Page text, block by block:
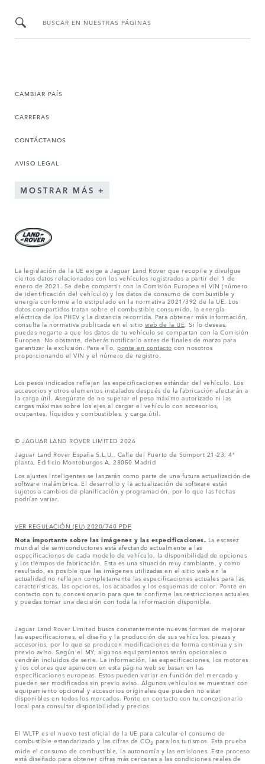
BUSCAR EN NUESTRAS PÁGINAS
CAMBIAR PAÍS
CARRERAS
CONTÁCTANOS
AVISO LEGAL
MOSTRAR MÁS
La legislación de la UE exige a Jaguar Land Rover que recopile y divulgue
ciertos datos relacionados con los vehículos registrados a partir del 1 de
enero de 2021. Se debe compartir con la Comisión Europea el VIN (número
de identificación del vehículo) y los datos de consumo de combustible y
energía conforme a lo estipulado en la normativa 2021/392 de la UE. Los
datos compartidos tratan sobre el combustible consumido, la energía
eléctrica de los PHEV y la distancia recorrida. Para obtener más información,
consulta la normativa publicada en el sitio web de la UE . Si lo deseas,
puedes negarte a que los datos de tu vehículo se compartan con la Comisión
Europea. No obstante, deberás notificarlo antes de finales de marzo para
garantizar la exclusión. Para ello, ponte en contacto con nosotros
proporcionando el VIN y el número de registro.
Los pesos indicados reflejan las especificaciones estándar del vehículo. Los
accesorios y otros elementos instalados después de la fabricación afectarán a
la carga útil. Asegúrate de no superar el peso máximo autorizado ni las
cargas máximas sobre los ejes al cargar el vehículo con accesorios,
ocupantes, líquidos y combustibles, y carga útil.
© JAGUAR LAND ROVER LIMITED 2026
Jaguar Land Rover España S.L.U., Calle del Puerto de Somport 21-23, 4ª
planta, Edificio Monteburgos A, 28050 Madrid
Los ajustes inteligentes se lanzarán como parte de una futura actualización de
software inalámbrica. El desarrollo y la actualización de software están
sujetos a cambios de planificación y programación, por lo que las fechas
podrían variar.
VER REGULACIÓN (EU) 2020/740 PDF
Nota importante sobre las imágenes y las especificaciones. La escasez
mundial de semiconductores está afectando actualmente a las
especificaciones de cada modelo de vehículo, la disponibilidad de opciones
y los tiempos de fabricación. Esta es una situación muy cambiante, y como
resultado, es posible que las imágenes utilizadas en el sitio web en la
actualidad no reflejen completamente las especificaciones actuales para las
características, las opciones, los acabados y los esquemas de color. Ponte en
contacto con tu concesionario para que te confirme las restricciones actuales
y puedas tomar una decisión con toda la información disponible.
Jaguar Land Rover Limited busca constantemente nuevas formas de mejorar
las especificaciones, el diseño y la producción de sus vehículos, piezas y
accesorios, por lo que se producen modificaciones de forma continua y sin
previo aviso. Según el MY, algunos equipamientos serán opcionales o
vendrán incluidos de serie. La información, las especificaciones, los motores
y los colores que aparecen en esta página web se basan en las
especificaciones europeas. Estos pueden variar en función del mercado y
pueden ser modificados sin previo aviso. Algunos vehículos se muestran con
equipamiento opcional y accesorios originales que pueden no estar
disponibles en todos los mercados. Ponte en contacto con tu concesionario
local para consultar disponibilidad y precios.
El WLTP es el nuevo test oficial de la UE para calcular el consumo de
combustible estandarizado y las cifras de CO2 para los turismos. Esta prueba
mide el consumo de combustible, la autonomía y las emisiones. Este proceso
está diseñado para obtener cifras más cercanas a las condiciones reales de